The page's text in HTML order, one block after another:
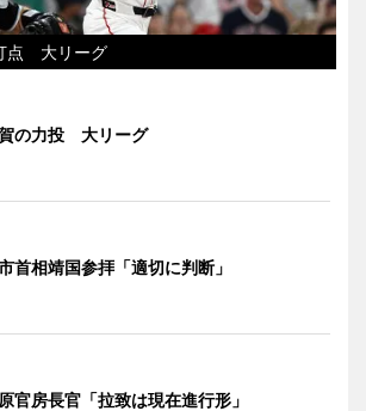
点 大リーグ
の力投 大リーグ
首相靖国参拝「適切に判断」
官房長官「拉致は現在進行形」